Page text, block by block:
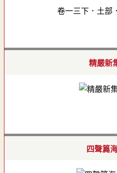
卷一三下．土部
精嚴新
四聲篇